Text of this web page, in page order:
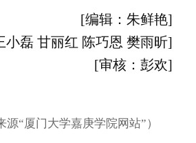
[编辑：朱鲜艳]
小磊 甘丽红 陈巧恩 樊雨昕]
[审核：彭欢]
源“厦门大学嘉庚学院网站”）